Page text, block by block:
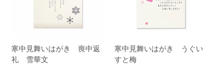
寒中見舞いはがき 喪中返
礼 雪華文
寒中見舞いはがき うぐい
すと梅